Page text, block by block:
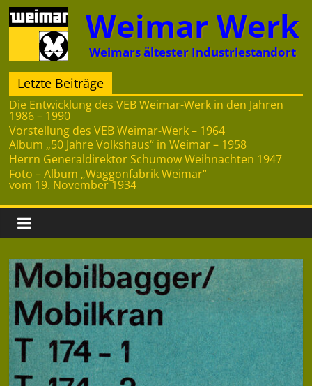
Zum
Inhalt
springen
Weimar Werk
Weimars ältester Industriestandort
Letzte Beiträge
Die Entwicklung des VEB Weimar-Werk in den Jahren
1986 – 1990
Vorstellung des VEB Weimar-Werk – 1964
Album „50 Jahre Volkshaus“ in Weimar – 1958
Herrn Generaldirektor Schumow Weihnachten 1947
Foto – Album „Waggonfabrik Weimar“
vom 19. November 1934